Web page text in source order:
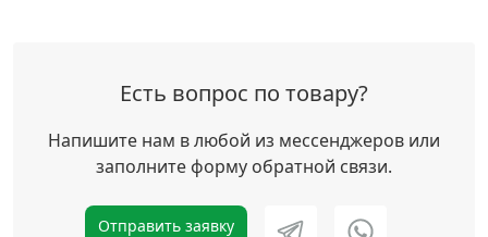
Есть вопрос по товару?
Напишите нам в любой из мессенджеров или
заполните форму обратной связи.
Отправить заявку